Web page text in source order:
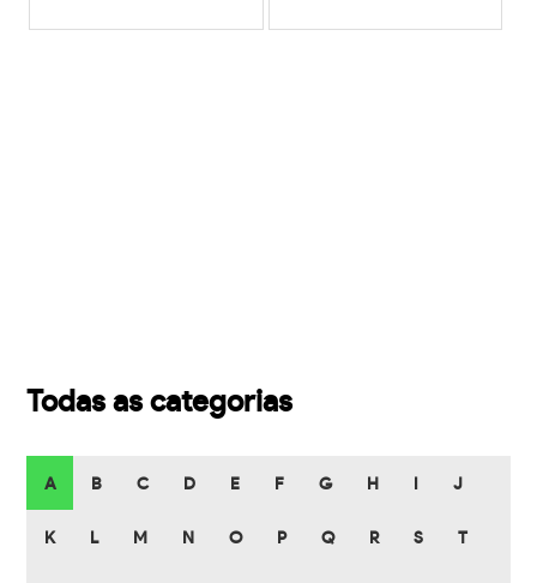
Todas as categorias
A B C D E F G H J
K L M N O P Q R S T